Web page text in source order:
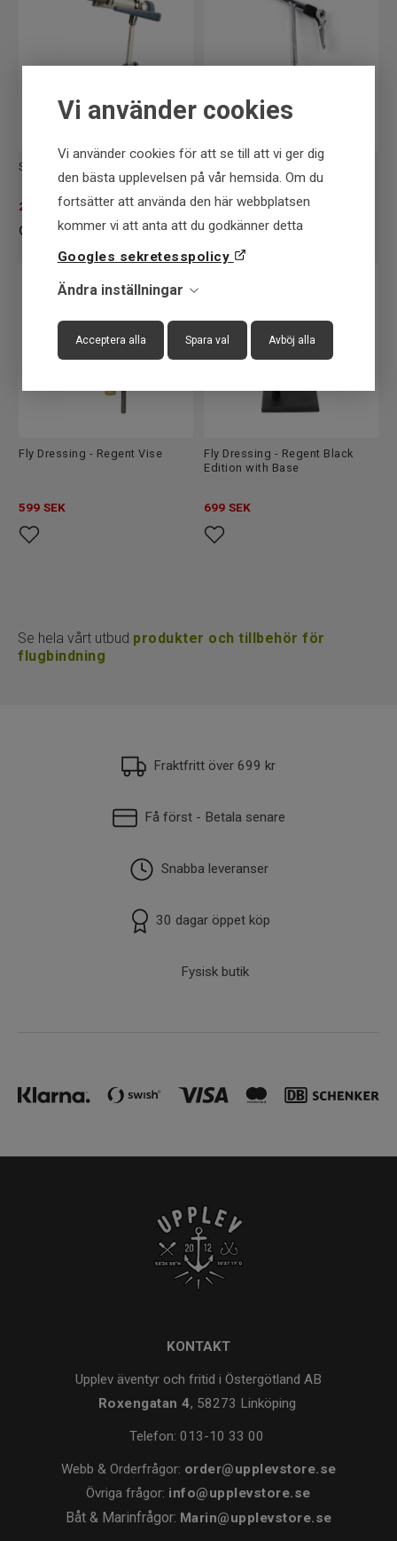
Vi använder cookies
Vi använder cookies för att se till att vi ger dig
den bästa upplevelsen på vår hemsida. Om du
fortsätter att använda den här webbplatsen
kommer vi att anta att du godkänner detta
Googles sekretesspolicy
Ändra inställningar
Acceptera alla Spara val Avböj alla
Stonfo - Morsetto Kaiman Vise
2.479 SEK 2.559 SEK 229 SEK
Fly Dressing - Regent Vise
599 SEK
Fly Dressing - Regent Black
Edition with Base
699 SEK
Se hela vårt utbud produkter och tillbehör för
flugbindning
Fraktfritt över 699 kr
Få först - Betala senare
Snabba leveranser
30 dagar öppet köp
Fysisk butik
KONTAKT
Upplev äventyr och fritid i Östergötland AB
Roxengatan 4, 58273 Linköping
Telefon: 013-10 33 00
Webb & Orderfrågor: order@upplevstore.se
Övriga frågor: info@upplevstore.se
Båt & Marinfrågor: Marin@upplevstore.se